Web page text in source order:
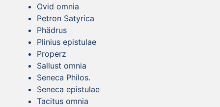
Ovid omnia
Petron Satyrica
Phädrus
Plinius epistulae
Properz
Sallust omnia
Seneca Philos.
Seneca epistulae
Tacitus omnia